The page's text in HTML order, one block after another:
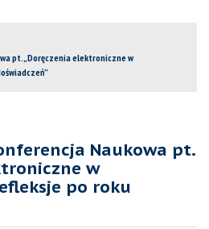
pt. „Doręczenia elektroniczne w
Naukowa pt.
w
po roku